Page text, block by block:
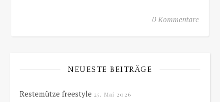
0 Kommentare
NEUESTE BEITRÄGE
Restemütze freestyle 25. Mai 2026